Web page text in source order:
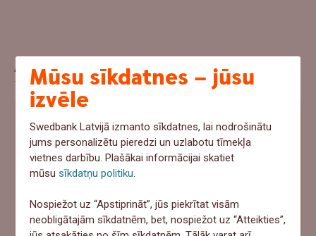
Aptauja
Ja šovasar notiktu negadījums un pēkšņi
vajadzētu 1000+ eur, ko tu darītu?
Ņemtu no uzkrājumiem
Meklētu aizņēmumu
Paļautos uz apdrošināšanu
Mūsu sīkdatnes – jūsu
izvēle
Swedbank Latvijā izmanto sīkdatnes, lai nodrošinātu
jums personalizētu pieredzi un uzlabotu tīmekļa
vietnes darbību. Plašākai informācijai skatiet
mūsusīkdatņu politiku.
Nospiežot uz “Apstiprināt”, jūs piekrītat visām
neobligātajām sīkdatnēm, bet, nospiežot uz “Atteikties”,